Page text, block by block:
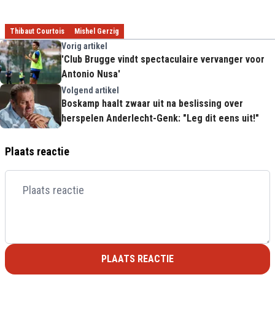
Thibaut Courtois Mishel Gerzig
Vorig artikel
'Club Brugge vindt spectaculaire vervanger voor
Antonio Nusa'
Volgend artikel
Boskamp haalt zwaar uit na beslissing over
herspelen Anderlecht-Genk: "Leg dit eens uit!"
Plaats reactie
PLAATS REACTIE